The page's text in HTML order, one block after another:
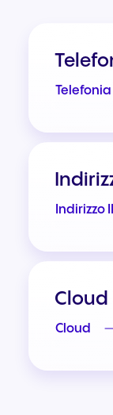
Indirizzo
Cloud
Cloud